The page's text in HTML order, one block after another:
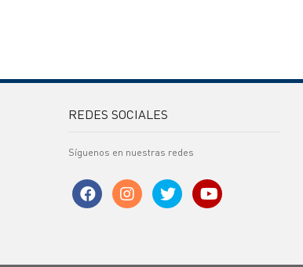
REDES SOCIALES
Síguenos en nuestras redes